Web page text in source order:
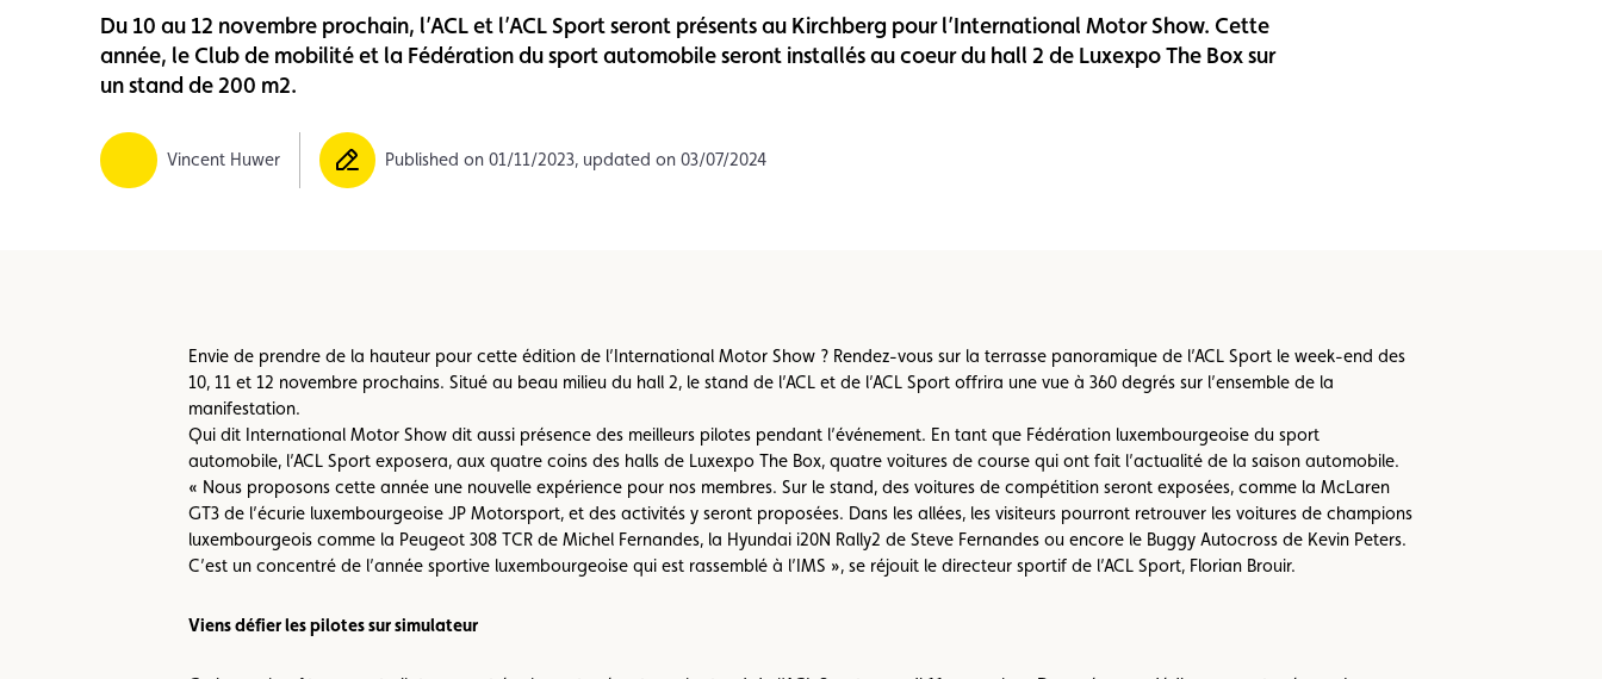
Member Karting Advantages Assistance Events
Du 10 au 12 novembre prochain, l’ACL et l’ACL Sport seront présents au Kirchberg pour l’International Motor Show. Cette
année, le Club de mobilité et la Fédération du sport automobile seront installés au coeur du hall 2 de Luxexpo The Box sur
un stand de 200 m2.
Vincent Huwer Published on 01/11/2023, updated on 03/07/2024
Envie de prendre de la hauteur pour cette édition de l’International Motor Show ? Rendez-vous sur la terrasse panoramique de l’ACL Sport le week-end des
10, 11 et 12 novembre prochains. Situé au beau milieu du hall 2, le stand de l’ACL et de l’ACL Sport offrira une vue à 360 degrés sur l’ensemble de la
manifestation.
Qui dit International Motor Show dit aussi présence des meilleurs pilotes pendant l’événement. En tant que Fédération luxembourgeoise du sport
automobile, l’ACL Sport exposera, aux quatre coins des halls de Luxexpo The Box, quatre voitures de course qui ont fait l’actualité de la saison automobile.
« Nous proposons cette année une nouvelle expérience pour nos membres. Sur le stand, des voitures de compétition seront exposées, comme la McLaren
GT3 de l’écurie luxembourgeoise JP Motorsport, et des activités y seront proposées. Dans les allées, les visiteurs pourront retrouver les voitures de champions
luxembourgeois comme la Peugeot 308 TCR de Michel Fernandes, la Hyundai i20N Rally2 de Steve Fernandes ou encore le Buggy Autocross de Kevin Peters.
C’est un concentré de l’année sportive luxembourgeoise qui est rassemblé à l’IMS », se réjouit le directeur sportif de l’ACL Sport, Florian Brouir.
Viens défier les pilotes sur simulateur